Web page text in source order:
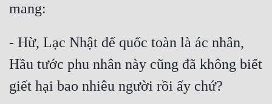
mang:
- Hừ, Lạc Nhật đế quốc toàn là ác nhân,
Hầu tước phu nhân này cũng đã không biết
giết hại bao nhiêu người rồi ấy chứ?